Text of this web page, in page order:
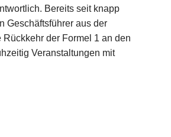
Bereits seit knapp
Geschäftsführer aus der
der Formel 1 an den
Veranstaltungen mit